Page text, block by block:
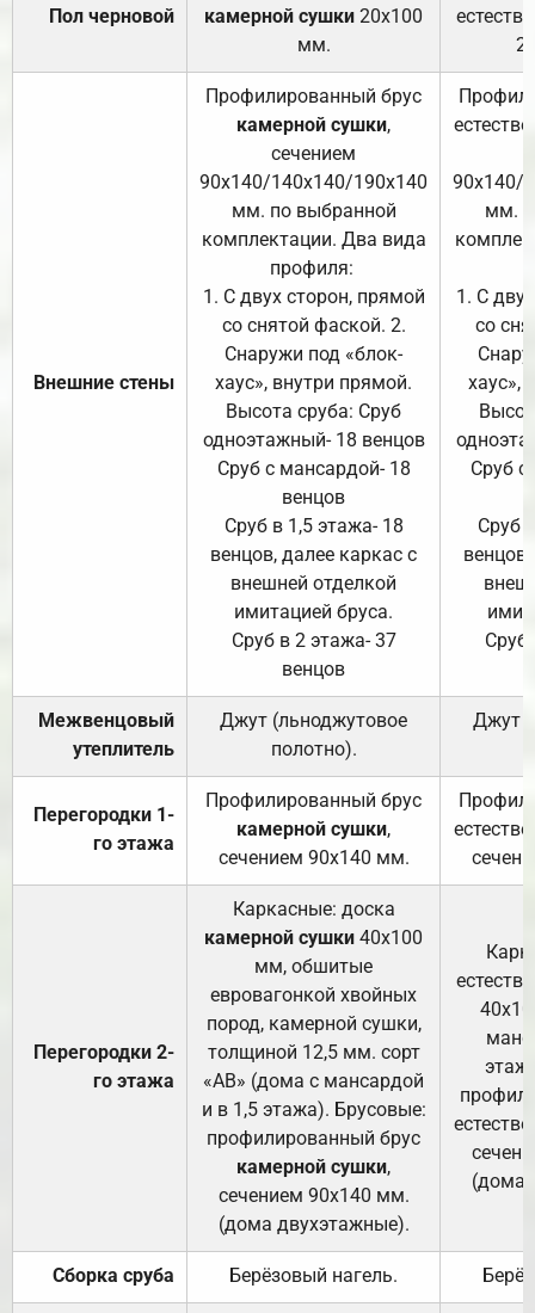
Пол черновой
камерной сушки 20х100
мм.
Внешние стены
Профилированный брус
камерной сушки,
сечением
90х140/140х140/190х140
мм. по выбранной
комплектации. Два вида
профиля:
1. С двух сторон, прямой
со снятой фаской. 2.
Снаружи под «блок-
хаус», внутри прямой.
Высота сруба: Сруб
одноэтажный- 18 венцов
Сруб с мансардой- 18
венцов
Сруб в 1,5 этажа- 18
венцов, далее каркас с
внешней отделкой
имитацией бруса.
Сруб в 2 этажа- 37
венцов
90х140/
мм.
1. С
со
хаус»,
Сруб с
Сруб
Сруб
Межвенцовый
утеплитель
Джут (льноджутовое
полотно).
Джут
Перегородки 1-
го этажа
Профилированный брус
камерной сушки,
сечением 90х140 мм.
Перегородки 2-
го этажа
Каркасные: доска
камерной сушки 40х100
мм, обшитые
евровагонкой хвойных
пород, камерной сушки,
толщиной 12,5 мм. сорт
«АВ» (дома с мансардой
и в 1,5 этажа). Брусовые:
профилированный брус
камерной сушки,
сечением 90х140 мм.
(дома двухэтажные).
(дома
Сборка сруба Берёзовый нагель.